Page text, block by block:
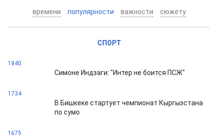
времени популярности важности сюжету
СПОРТ
1840
Симоне Индзаги: "Интер не боится ПСЖ"
1734
В Бишкеке стартует чемпионат Кыргызстана
по сумо
1675